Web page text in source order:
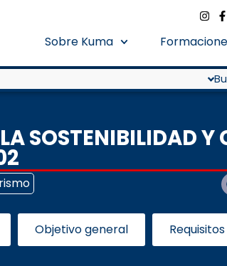
Sobre Kuma
SOSTENIBILIDAD Y
Objetivo general Requisitos